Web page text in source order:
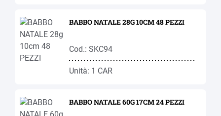
BABBO NATALE 28G 10CM 48 PEZZI
Cod.: SKC94
Unità: 1 CAR
BABBO NATALE 60G 17CM 24 PEZZI